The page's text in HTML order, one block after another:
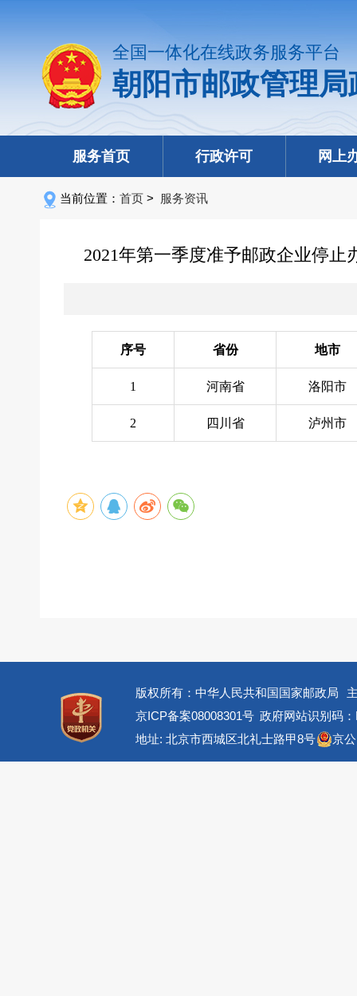
全国一体化在线政务服务平台
朝阳市邮政管理
服务首页 行政许可 网上
当前位置： 首页 > 服务资讯
2021年第一季度准予邮政企业停
序号 省份 地市
1 河南省 洛阳市
2 四川省 泸州市
版权所有：中华人民共和国国家邮政局
京ICP备案08008301号 政府网站识别码
地址: 北京市西城区北礼士路甲8号
京